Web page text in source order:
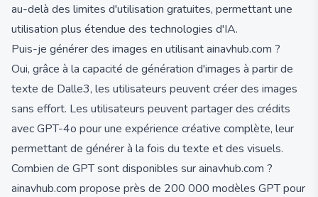
au-delà des limites d'utilisation gratuites, permettant une
utilisation plus étendue des technologies d'IA.
Puis-je générer des images en utilisant ainavhub.com ?
Oui, grâce à la capacité de génération d'images à partir de
texte de Dalle3, les utilisateurs peuvent créer des images
sans effort. Les utilisateurs peuvent partager des crédits
avec GPT-4o pour une expérience créative complète, leur
permettant de générer à la fois du texte et des visuels.
Combien de GPT sont disponibles sur ainavhub.com ?
ainavhub.com propose près de 200 000 modèles GPT pour